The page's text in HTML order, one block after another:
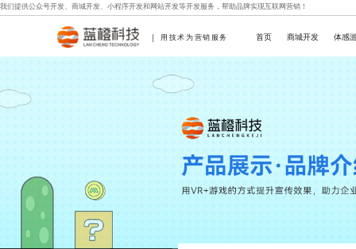
我们提供公众号开发、 商城开发、 小程序开发和 网站开发等开发服务，帮助品牌实现互联网营销！
用技术为营销服务 首页 商城开发 体感